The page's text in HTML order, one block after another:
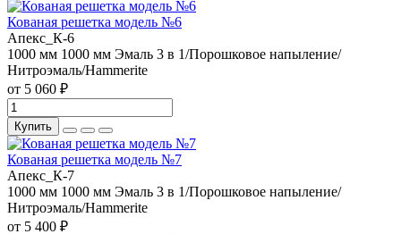
Кованая решетка модель №6
Апекс_К-6
1000 мм 1000 мм Эмаль 3 в 1/Порошковое напыление/
Нитроэмаль/Hammerite
от 5 060 ₽
Купить
Кованая решетка модель №7
Апекс_К-7
1000 мм 1000 мм Эмаль 3 в 1/Порошковое напыление/
Нитроэмаль/Hammerite
от 5 400 ₽